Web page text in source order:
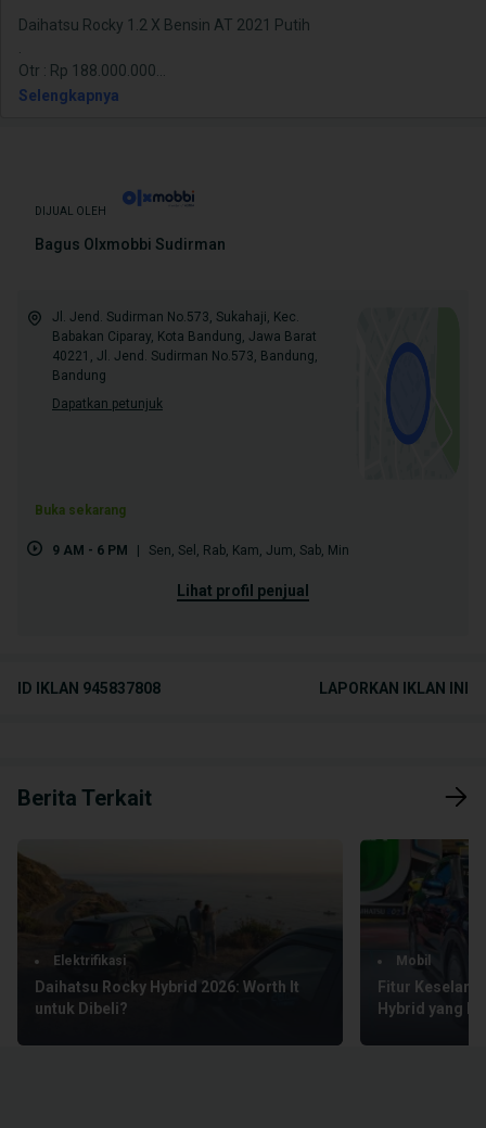
Daihatsu Rocky 1.2 X Bensin AT 2021 Putih
Otr : Rp 188.000.000
Selengkapnya
DIJUAL OLEH
Bagus Olxmobbi Sudirman
Jl. Jend. Sudirman No.573, Sukahaji, Kec.
Babakan Ciparay, Kota Bandung, Jawa Barat
40221, Jl. Jend. Sudirman No.573, Bandung,
Bandung
Dapatkan petunjuk
Buka sekarang
9 AM - 6 PM | Sen Sel Rab Kam Jum Sab Min
lihat profil penjual
ID IKLAN 945837808 LAPORKAN IKLAN INI
Berita Terkait
Elektrifikasi
Daihatsu Rocky Hybrid 2026: Worth It
untuk Dibeli?
Mobil
Fitur
Hybrid yang